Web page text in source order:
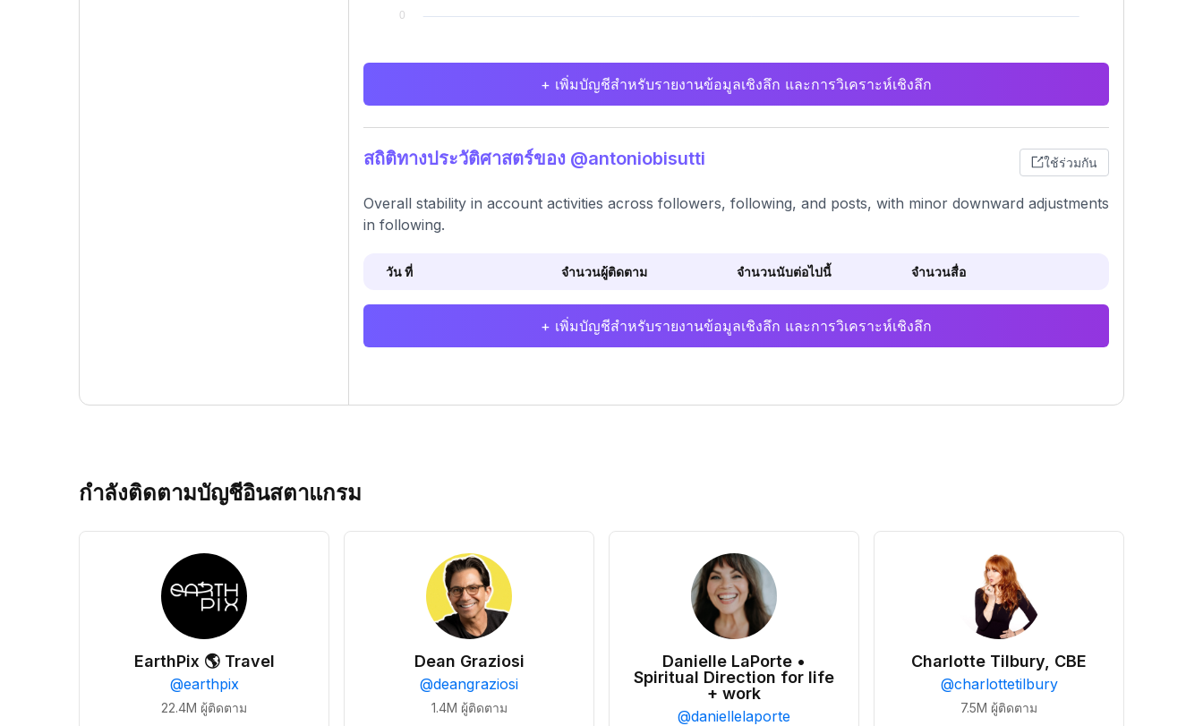
+ เพิ่มบัญชีสำหรับรายงานข้อมูลเชิงลึก และการวิเคราะห์เชิงลึก
สถิติทางประวัติศาสตร์ของ @antoniobisutti ใช้ร่วมกัน
Overall stability in account activities across followers, following, and posts, with minor downward adjustments
in following.
วัน ที่ จำนวนผู้ติดตาม จำนวนนับต่อไปนี้ จำนวนสื่อ
+ เพิ่มบัญชีสำหรับรายงานข้อมูลเชิงลึก และการวิเคราะห์เชิงลึก
กำลังติดตามบัญชีอินสตาแกรม
EarthPix 🌎 Travel
@earthpix
22.4M ผู้ติดตาม
Dean Graziosi
@deangraziosi
1.4M ผู้ติดตาม
Danielle LaPorte •
Spiritual Direction for life
+ work
@daniellelaporte
Charlotte Tilbury, CBE
@charlottetilbury
7.5M ผู้ติดตาม